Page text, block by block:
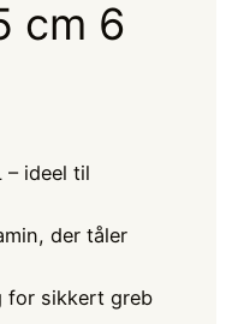
cm 6
– ideel til
der tåler
for sikkert greb